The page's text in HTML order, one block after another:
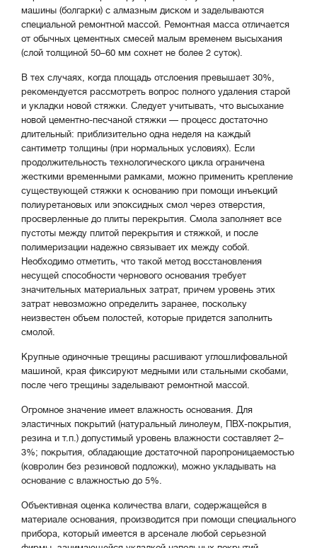
машины (болгарки) с алмазным диском и заделываются
специальной ремонтной массой. Ремонтная масса отличается
от обычных цементных смесей малым временем высыхания
(слой толщиной 50–60 мм сохнет не более 2 суток).
В тех случаях, когда площадь отслоения превышает 30%,
рекомендуется рассмотреть вопрос полного удаления старой
и укладки новой стяжки. Следует учитывать, что высыхание
новой цементно-песчаной стяжки — процесс достаточно
длительный: приблизительно одна неделя на каждый
сантиметр толщины (при нормальных условиях). Если
продолжительность технологического цикла ограничена
жесткими временными рамками, можно применить крепление
существующей стяжки к основанию при помощи инъекций
полиуретановых или эпоксидных смол через отверстия,
просверленные до плиты перекрытия. Смола заполняет все
пустоты между плитой перекрытия и стяжкой, и после
полимеризации надежно связывает их между собой.
Необходимо отметить, что такой метод восстановления
несущей способности чернового основания требует
значительных материальных затрат, причем уровень этих
затрат невозможно определить заранее, поскольку
неизвестен объем полостей, которые придется заполнить
смолой.
Крупные одиночные трещины расшивают углошлифовальной
машиной, края фиксируют медными или стальными скобами,
после чего трещины заделывают ремонтной массой.
Огромное значение имеет влажность основания. Для
эластичных покрытий (натуральный линолеум, ПВХ-покрытия,
резина и т.п.) допустимый уровень влажности составляет 2–
3%; покрытия, обладающие достаточной паропроницаемостью
(ковролин без резиновой подложки), можно укладывать на
основание с влажностью до 5%.
Объективная оценка количества влаги, содержащейся в
материале основания, производится при помощи специального
прибора, который имеется в арсенале любой серьезной